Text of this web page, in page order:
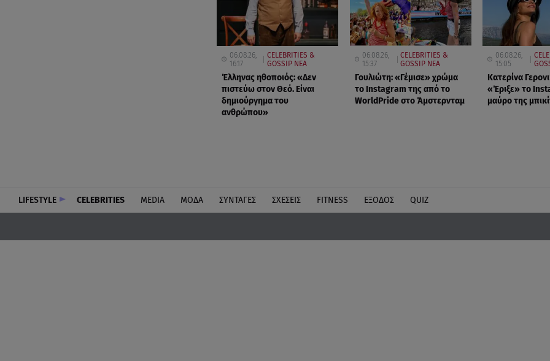
06.08.26,
16:17
CELEBRITIES &
GOSSIP ΝΕΑ
Έλληνας ηθοποιός: «Δεν
πιστεύω στον Θεό. Είναι
δημιούργημα του
ανθρώπου»
06.08.26,
15:37
CELEBRITIES &
GOSSIP ΝΕΑ
Γουλιώτη: «Γέμισε» χρώμα
το Instagram της από το
WorldPride στο Άμστερνταμ
06.08.26,
15:05
Κατερίνα
«Έριξε» το
μαύρο της
LIFESTYLE CELEBRITIES MEDIA ΜΟΔΑ ΣΥΝΤΑΓΕΣ ΣΧΕΣΕΙΣ FITNESS ΕΞΟΔΟΣ QUIZ